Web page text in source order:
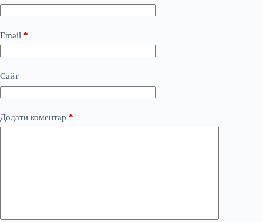
Email *
Сайт
Додати коментар *